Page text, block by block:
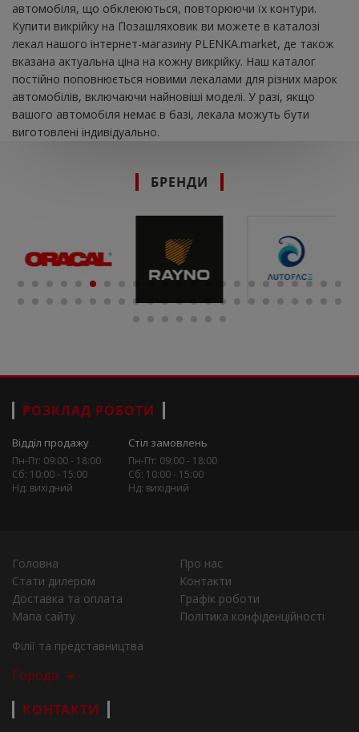
автомобіля, що обклеюються, повторюючи їх контури.
Купити викрійку на Позашляховик ви можете в каталозі
лекал нашого інтернет-магазину PLENKA.market, де також
вказана актуальна ціна на кожну викрійку. Наш каталог
постійно поповнюється новими лекалами для різних марок
автомобілів, включаючи найновіші моделі. У разі, якщо
вашого автомобіля немає в базі, лекала можуть бути
виготовлені індивідуально.
БРЕНДИ
РОЗКЛАД РОБОТИ
Відділ продажу
Пн-Пт: 09:00 - 18:00
Сб: 10:00 - 15:00
Нд: вихідний
Стіл замовлень
Пн-Пт: 09:00 - 18:00
Сб: 10:00 - 15:00
Нд: вихідний
Головна
Про нас
Стати дилером
Контакти
Доставка та оплата
Графік роботи
Мапа сайту
Політика конфіденційності
Філії та представництва
Города
КОНТАКТИ